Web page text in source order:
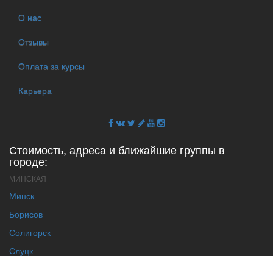
О нас
Отзывы
Оплата за курсы
Карьера
Стоимость, адреса и ближайшие группы в
городе:
МИНСКАЯ
Минск
Борисов
Солигорск
Слуцк